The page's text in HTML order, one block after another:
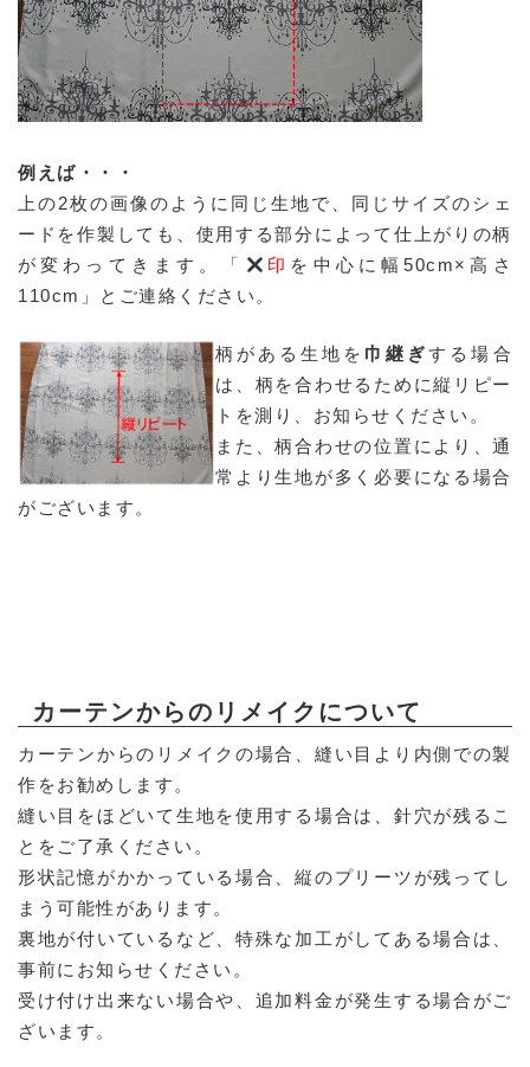
例えば・・・
上の2枚の画像のように同じ生地で、同じサイズのシェ
ードを作製しても、使用する部分によって仕上がりの柄
が変わってきます。「
印 を中心に幅50cm×高さ
110cm」とご連絡ください。
柄がある生地を 巾継ぎする場合
は、柄を合わせるために縦リピー
トを測り、お知らせください。
また、柄合わせの位置により、通
常より生地が多く必要になる場合
がございます。
カーテンからのリメイクについて
カーテンからのリメイクの場合、縫い目より内側での製
作をお勧めします。
縫い目をほどいて生地を使用する場合は、針穴が残るこ
とをご了承ください。
形状記憶がかかっている場合、縦のプリーツが残ってし
まう可能性があります。
裏地が付いているなど、特殊な加工がしてある場合は、
事前にお知らせください。
受け付け出来ない場合や、追加料金が発生する場合がご
ざいます。